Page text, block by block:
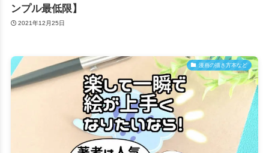
ンプル最低限】
2021年12月25日
漫画の描き方本など